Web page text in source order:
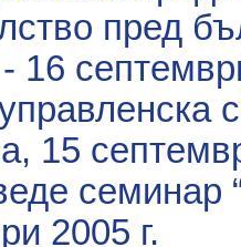
пред
16
, 15
семинар
2005 г.